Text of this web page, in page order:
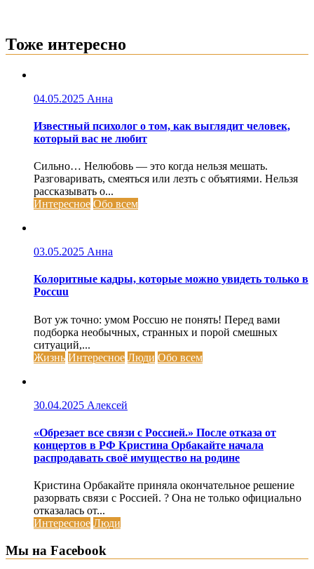
Тоже интересно
04.05.2025 Анна
Известный психолог о том, как выглядит человек,
который вас не любит
Сильно… Нелюбовь — это когда нельзя мешать.
Разговаривать, смеяться или лезть с объятиями. Нельзя
рассказывать о...
Интересное Обо всем
03.05.2025 Анна
Колоритные кадры, которые можно увидеть только в
Россuu
Вот уж точно: умом Россuю не понять! Перед вами
подборка необычных, странных и порой смешных
ситуаций,...
Жизнь Интересное Люди Обо всем
30.04.2025 Алексей
«Обрезает все связи с Россией.» После отказа от
концертов в РФ Кристина Орбакайте начала
распродавать своё имущество на родине
Кристина Орбакайте приняла окончательное решение
разорвать связи с Россией. ? Она не только официально
отказалась от...
Интересное Люди
Мы на Facebook